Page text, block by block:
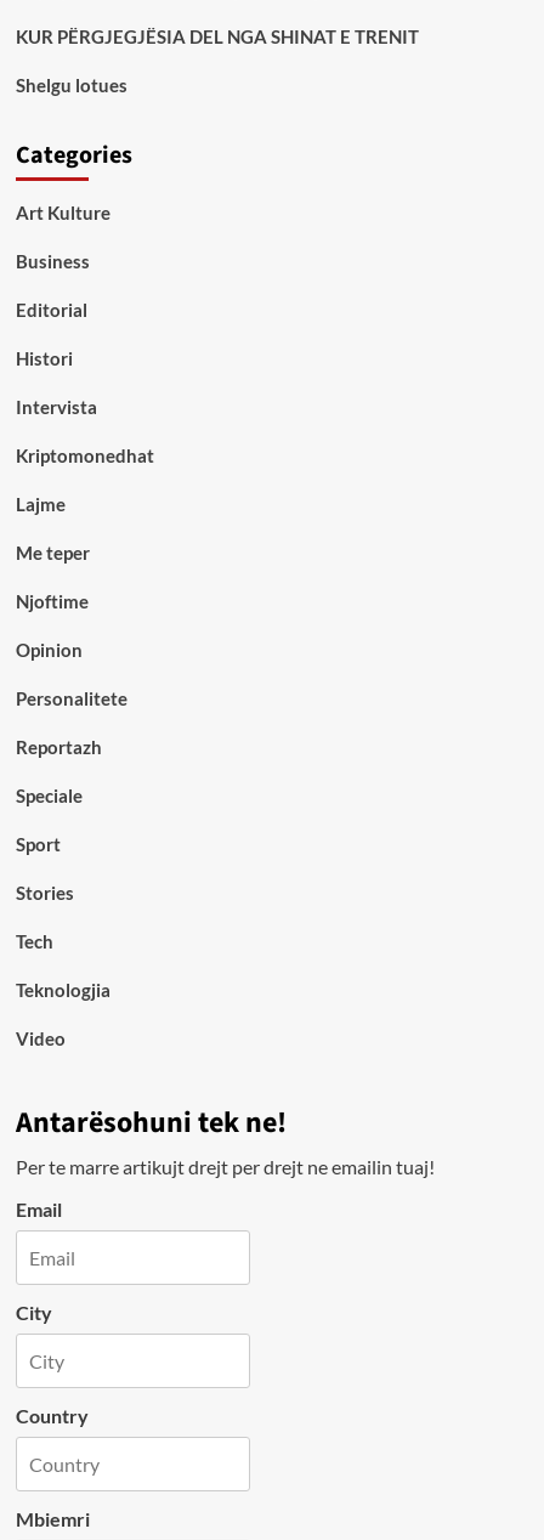
KUR PËRGJEGJËSIA DEL NGA SHINAT E TRENIT
Shelgu lotues
Categories
Art Kulture
Business
Editorial
Histori
Intervista
Kriptomonedhat
Lajme
Me teper
Njoftime
Opinion
Personalitete
Reportazh
Speciale
Sport
Stories
Tech
Teknologjia
Video
Antarësohuni tek ne!
Per te marre artikujt drejt per drejt ne emailin tuaj!
Email
City
Country
Mbiemri